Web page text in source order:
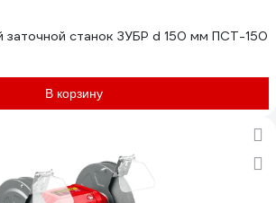
заточной станок ЗУБР d 150 мм ПСТ-150
В корзину